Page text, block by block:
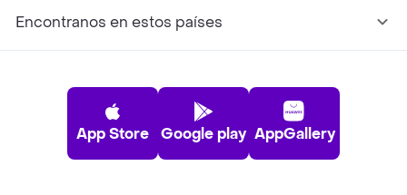
Encontranos en estos países
App Store Google play AppGallery